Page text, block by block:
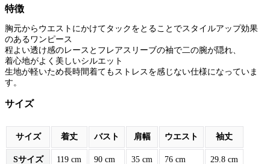
特徴
胸元からウエストにかけてタックをとることでスタイルアップ効果
のあるワンピース
程よい透け感のレースとフレアスリーブの袖で二の腕が隠れ、
着心地がよく美しいシルエット
生地が軽いため長時間着てもストレスを感じない仕様になっていま
す。
サイズ
サイズ 着丈 バスト 肩幅 ウエスト 袖丈
Sサイズ 119 cm 90 cm 35 cm 76 cm 29.8 cm